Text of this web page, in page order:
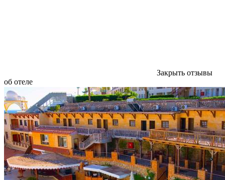
Закрыть отзывы
об отеле